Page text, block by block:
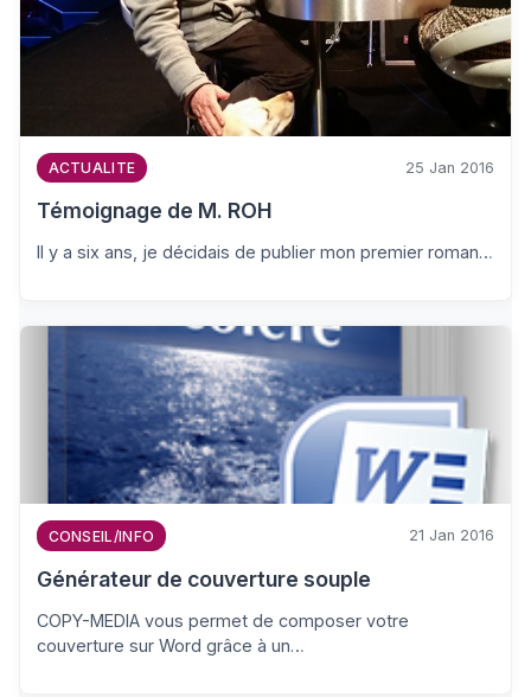
ACTUALITE 25 Jan 2016
Témoignage de M. ROH
Il y a six ans, je décidais de publier mon premier roman…
CONSEIL/INFO 21 Jan 2016
Générateur de couverture souple
COPY-MEDIA vous permet de composer votre
couverture sur Word grâce à un…